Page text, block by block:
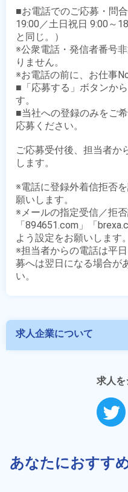
■お電話でのご応募・問
19:00／土日祝日 9:00～
と同じ。）
※公衆電話・発信者番号
りません。
※お電話の前に、お仕事
■「応募する」ボタンか
す。
■当社への登録のみをご
応募ください。
ご応募受付後、担当者か
します。
※電話に登録外着信拒否
願いします。
※メールの指定受信／拒
「894651.com」「
よう設定をお願いします。
※担当者からの電話は平
募へは翌日になる場合が
求人企業について
求人を
あなたにおすす